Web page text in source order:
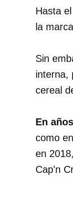
Hasta
la
Sin
interna,
cereal
En
como
en
Cap'n